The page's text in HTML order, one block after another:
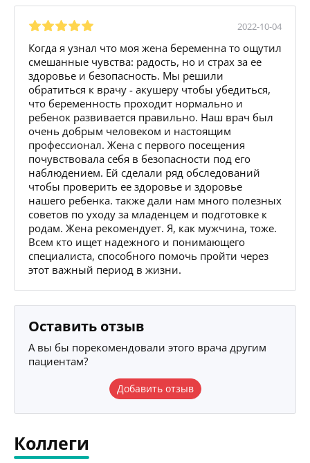
2022-10-04
Когда я узнал что моя жена беременна то ощутил
смешанные чувства: радость, но и страх за ее
здоровье и безопасность. Мы решили
обратиться к врачу - акушеру чтобы убедиться,
что беременность проходит нормально и
ребенок развивается правильно. Наш врач был
очень добрым человеком и настоящим
профессионал. Жена с первого посещения
почувствовала себя в безопасности под его
наблюдением. Ей сделали ряд обследований
чтобы проверить ее здоровье и здоровье
нашего ребенка. также дали нам много полезных
советов по уходу за младенцем и подготовке к
родам. Жена рекомендует. Я, как мужчина, тоже.
Всем кто ищет надежного и понимающего
специалиста, способного помочь пройти через
этот важный период в жизни.
Оставить отзыв
А вы бы порекомендовали этого врача другим
пациентам?
Добавить отзыв
Коллеги